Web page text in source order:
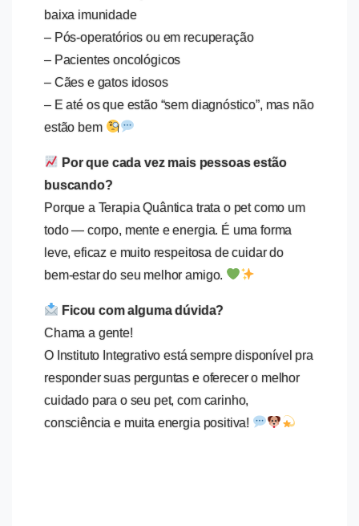
baixa imunidade
– Pós-operatórios ou em recuperação
– Pacientes oncológicos
– Cães e gatos idosos
– E até os que estão “sem diagnóstico”, mas não
estão bem
Por que cada vez mais pessoas estão
buscando?
Porque a Terapia Quântica trata o pet como um
todo — corpo, mente e energia. É uma forma
leve, eficaz e muito respeitosa de cuidar do
bem-estar do seu melhor amigo.
Ficou com alguma dúvida?
Chama a gente!
O Instituto Integrativo está sempre disponível pra
responder suas perguntas e oferecer o melhor
cuidado para o seu pet, com carinho,
consciência e muita energia positiva!